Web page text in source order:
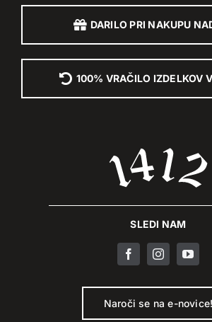
DARILO PRI NAKUPU
100% VRAČILO IZDELKOV
SLEDI NAM
Naroči se na e-novice!